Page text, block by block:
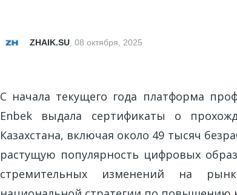
ZHAIK.SU, 08 октября, 2025
С начала текущего года платформа
Enbek выдала сертификаты о
Казахстана, включая около 49 тысяч
растущую популярность цифровых
стремительных изменений на